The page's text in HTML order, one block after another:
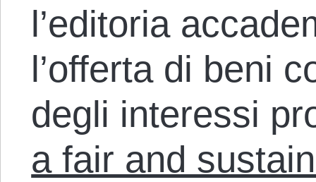
l’editoria
l’offerta di beni
degli interessi
a fair and